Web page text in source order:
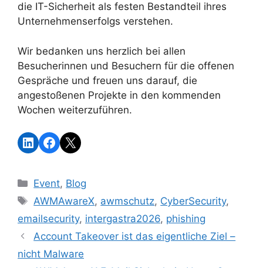
die IT-Sicherheit als festen Bestandteil ihres
Unternehmenserfolgs verstehen.
Wir bedanken uns herzlich bei allen
Besucherinnen und Besuchern für die offenen
Gespräche und freuen uns darauf, die
angestoßenen Projekte in den kommenden
Wochen weiterzuführen.
Event, Blog
AWMAwareX, awmschutz, CyberSecurity,
emailsecurity, intergastra2026, phishing
Account Takeover ist das eigentliche Ziel –
nicht Malware